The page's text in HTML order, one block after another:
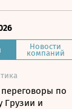
Новости
компаний
по
Грузии и